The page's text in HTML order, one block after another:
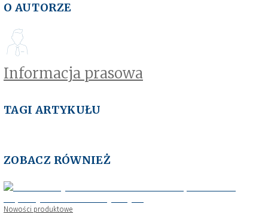
O AUTORZE
Informacja prasowa
TAGI ARTYKUŁU
ZOBACZ RÓWNIEŻ
Nowości produktowe